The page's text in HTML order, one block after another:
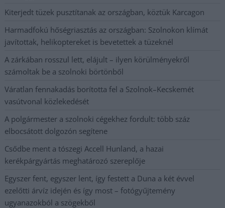
Kiterjedt tüzek pusztítanak az országban, köztük Karcagon
Harmadfokú hőségriasztás az országban: Szolnokon klímát
javítottak, helikoptereket is bevetettek a tüzeknél
A zárkában rosszul lett, elájult – ilyen körülményekről
számoltak be a szolnoki börtönből
Váratlan fennakadás borította fel a Szolnok–Kecskemét
vasútvonal közlekedését
A polgármester a szolnoki cégekhez fordult: több száz
elbocsátott dolgozón segítene
Csődbe ment a tószegi Accell Hunland, a hazai
kerékpárgyártás meghatározó szereplője
Egyszer fent, egyszer lent, így festett a Duna a két évvel
ezelőtti árvíz idején és így most – fotógyűjtemény
ugyanazokból a szögekből